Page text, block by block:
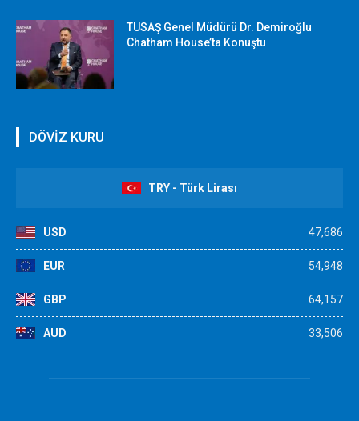
TUSAŞ Genel Müdürü Dr. Demiroğlu
Chatham House’ta Konuştu
DÖVİZ KURU
TRY - Türk Lirası
USD 47,686
EUR 54,948
GBP 64,157
AUD 33,506